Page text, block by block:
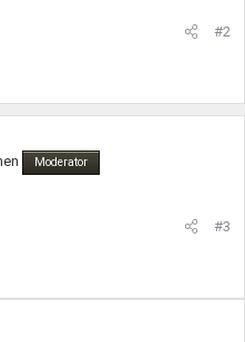
#2
Moderator
#3